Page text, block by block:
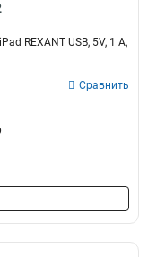
REXANT USB, 5V, 1 A,
Сравнить